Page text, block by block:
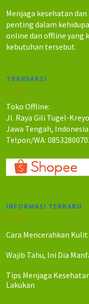
Menjaga kesehatan
penting dalam
online dan offline yang
kebutuhan tersebut.
TRANSAKSI
Toko Offline:
Jl. Raya Gili Tugel-
Jawa Tengah, Indonesia
Telpon/WA:
INFORMASI TERBARU
Cara Mencerahkan
Wajib Tahu, Ini Dia
Tips Menjaga
Lakukan